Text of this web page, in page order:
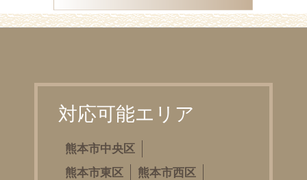
対応可能エリア
熊本市中央区
熊本市東区
熊本市西区